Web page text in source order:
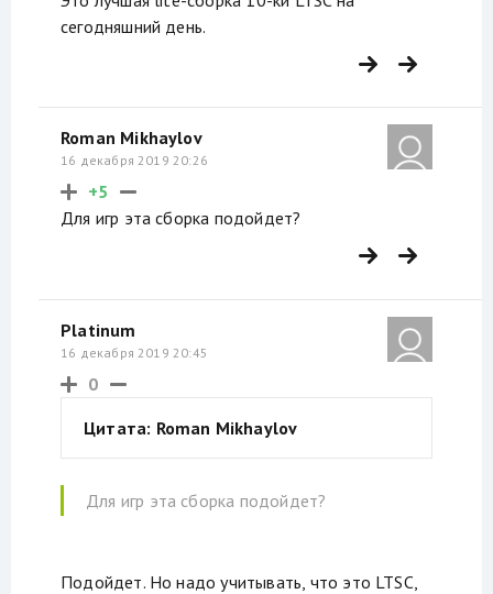
сегодняшний день.
Roman Mikhaylov
16 декабря 2019 20:26
+5
Для игр эта сборка подойдет?
Platinum
16 декабря 2019 20:45
0
Цитата: Roman Mikhaylov
Для игр эта сборка подойдет?
Подойдет. Но надо учитывать, что это LTSC,